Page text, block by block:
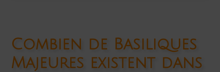
Combien de Basiliques
Majeures existent dans